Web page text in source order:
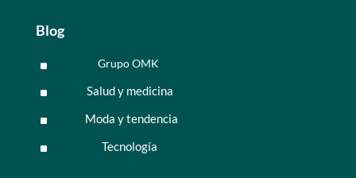
Blog
^ Grupo OMK
^ Salud y medicina
^ Moda y tendencia
^ Tecnología